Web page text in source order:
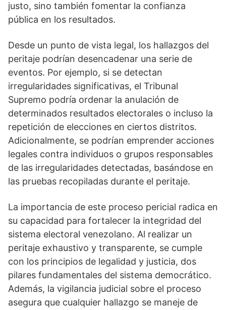
justo, sino también fomentar la confianza
pública en los resultados.
Desde un punto de vista legal, los hallazgos del
peritaje podrían desencadenar una serie de
eventos. Por ejemplo, si se detectan
irregularidades significativas, el Tribunal
Supremo podría ordenar la anulación de
determinados resultados electorales o incluso la
repetición de elecciones en ciertos distritos.
Adicionalmente, se podrían emprender acciones
legales contra individuos o grupos responsables
de las irregularidades detectadas, basándose en
las pruebas recopiladas durante el peritaje.
La importancia de este proceso pericial radica en
su capacidad para fortalecer la integridad del
sistema electoral venezolano. Al realizar un
peritaje exhaustivo y transparente, se cumple
con los principios de legalidad y justicia, dos
pilares fundamentales del sistema democrático.
Además, la vigilancia judicial sobre el proceso
asegura que cualquier hallazgo se maneje de